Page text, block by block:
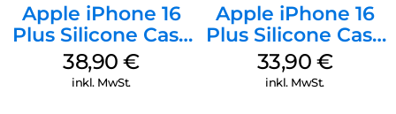
Apple iPhone 16
Plus Silicone Case
MagSafe Denim
38,90€
inkl. MwSt.
Apple iPhone 16
Plus Silicone Case
MagSafe Lake
Green
33,90 €
inkl. MwSt.